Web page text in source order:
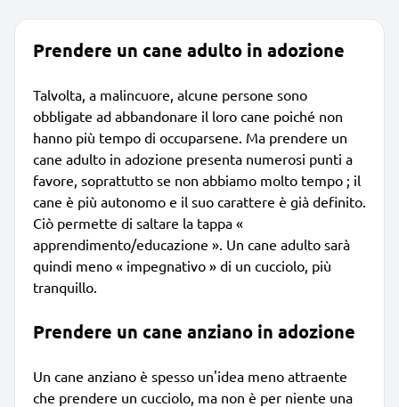
Prendere un cane adulto in adozione
Talvolta, a malincuore, alcune persone sono
obbligate ad abbandonare il loro cane poiché non
hanno più tempo di occuparsene. Ma prendere un
cane adulto in adozione presenta numerosi punti a
favore, soprattutto se non abbiamo molto tempo ; il
cane è più autonomo e il suo carattere è già definito.
Ciò permette di saltare la tappa «
apprendimento/educazione ». Un cane adulto sarà
quindi meno « impegnativo » di un cucciolo, più
tranquillo.
Prendere un cane anziano in adozione
Un cane anziano è spesso un'idea meno attraente
che prendere un cucciolo, ma non è per niente una